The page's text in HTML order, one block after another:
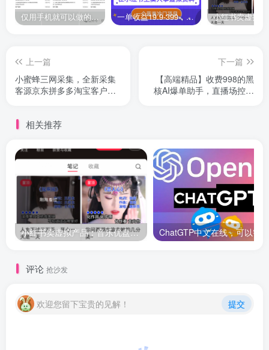
仅用手机就可以做的小项目，当天就能见钱，每天100-300 一单收益19.9-399，一个蓝海冷门项目，在小红书上卖人事虚拟资料
上一篇
小蜜蜂三网采集，全新采集
客源京东拼多多淘宝客户一
下一篇
【高端精品】收费998的黑
核AI爆单助手，直播场控必
相关推荐
小红书卖虚拟产品：音乐优盘，1个月稳挣1-3万
评论 抢沙发
欢迎您留下宝贵的见解！ 提交